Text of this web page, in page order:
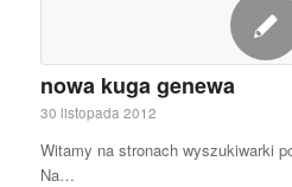
nowa kuga genewa
30 listopada 2012
Witamy na stronach wyszukiwarki
Na…